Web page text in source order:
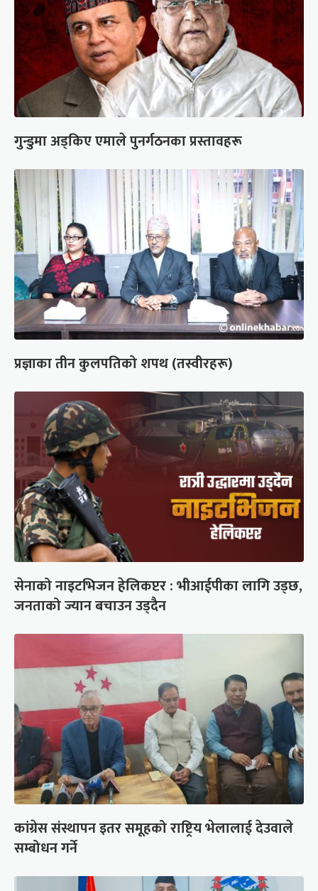
गुन्डुमा अड्किए एमाले पुनर्गठनका प्रस्तावहरू
प्रज्ञाका तीन कुलपतिको शपथ (तस्वीरहरू)
सेनाको नाइटभिजन हेलिकप्टर : भीआईपीका लागि उड्छ,
जनताको ज्यान बचाउन उड्दैन
कांग्रेस संस्थापन इतर समूहको राष्ट्रिय भेलालाई देउवाले
सम्बोधन गर्ने